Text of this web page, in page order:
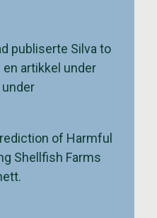
publiserte Silva to
en artikkel under
of Harmful
Shellfish Farms